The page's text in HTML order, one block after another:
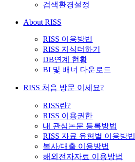
검색환경설정
About RISS
RISS 이용방법
RISS 지식더하기
DB연계 현황
BI 및 배너 다운로드
RISS 처음 방문 이세요?
RISS란?
RISS 이용권한
내 관심논문 등록방법
RISS 자료 유형별 이용방법
복사/대출 이용방법
해외전자자료 이용방법